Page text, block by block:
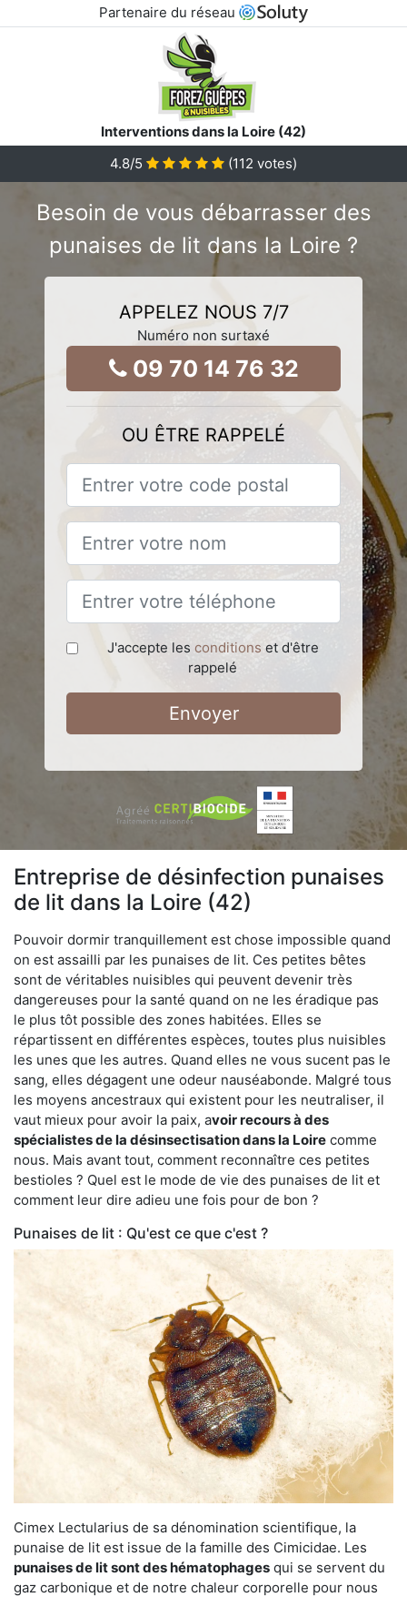
Partenaire du réseau
Interventions dans la Loire (42)
4.8/5 (112 votes)
Besoin de vous débarrasser des
punaises de lit dans la Loire ?
APPELEZ NOUS 7/7
Numéro non surtaxé
09 70 14 76 32
OU ÊTRE RAPPELÉ
J'accepte les conditions et d'être
rappelé
Envoyer
Entreprise de désinfection punaises
de lit dans la Loire (42)
Pouvoir dormir tranquillement est chose impossible quand
on est assailli par les punaises de lit. Ces petites bêtes
sont de véritables nuisibles qui peuvent devenir très
dangereuses pour la santé quand on ne les éradique pas
le plus tôt possible des zones habitées. Elles se
répartissent en différentes espèces, toutes plus nuisibles
les unes que les autres. Quand elles ne vous sucent pas le
sang, elles dégagent une odeur nauséabonde. Malgré tous
les moyens ancestraux qui existent pour les neutraliser, il
vaut mieux pour avoir la paix, avoir recours à des
spécialistes de la désinsectisation dans la Loire comme
nous. Mais avant tout, comment reconnaître ces petites
bestioles ? Quel est le mode de vie des punaises de lit et
comment leur dire adieu une fois pour de bon ?
Punaises de lit : Qu'est ce que c'est ?
Cimex Lectularius de sa dénomination scientifique, la
punaise de lit est issue de la famille des Cimicidae. Les
punaises de lit sont des hématophages qui se servent du
gaz carbonique et de notre chaleur corporelle pour nous